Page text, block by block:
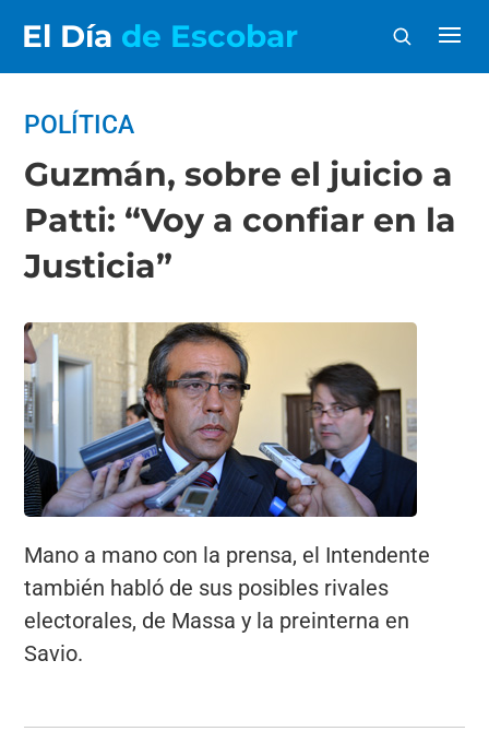
El Día de Escobar
POLÍTICA
Guzmán, sobre el juicio a
Patti: “Voy a confiar en la
Justicia”
Mano a mano con la prensa, el Intendente
también habló de sus posibles rivales
electorales, de Massa y la preinterna en
Savio.